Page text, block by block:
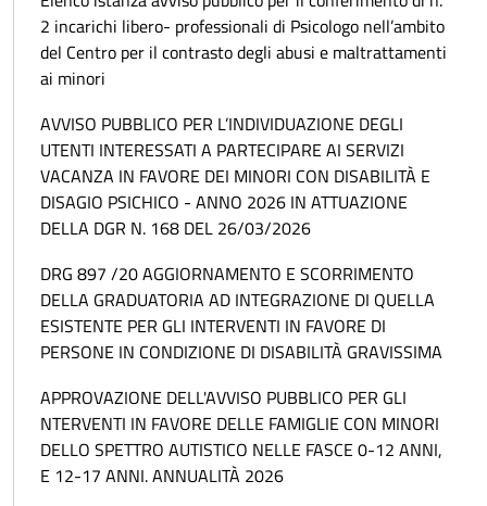
2 incarichi libero- professionali di Psicologo nell’ambito
del Centro per il contrasto degli abusi e maltrattamenti
ai minori
AVVISO PUBBLICO PER L’INDIVIDUAZIONE DEGLI
UTENTI INTERESSATI A PARTECIPARE AI SERVIZI
VACANZA IN FAVORE DEI MINORI CON DISABILITÀ E
DISAGIO PSICHICO - ANNO 2026 IN ATTUAZIONE
DELLA DGR N. 168 DEL 26/03/2026
DRG 897 /20 AGGIORNAMENTO E SCORRIMENTO
DELLA GRADUATORIA AD INTEGRAZIONE DI QUELLA
ESISTENTE PER GLI INTERVENTI IN FAVORE DI
PERSONE IN CONDIZIONE DI DISABILITÀ GRAVISSIMA
APPROVAZIONE DELL'AVVISO PUBBLICO PER GLI
NTERVENTI IN FAVORE DELLE FAMIGLIE CON MINORI
DELLO SPETTRO AUTISTICO NELLE FASCE 0-12 ANNI,
E 12-17 ANNI. ANNUALITÀ 2026